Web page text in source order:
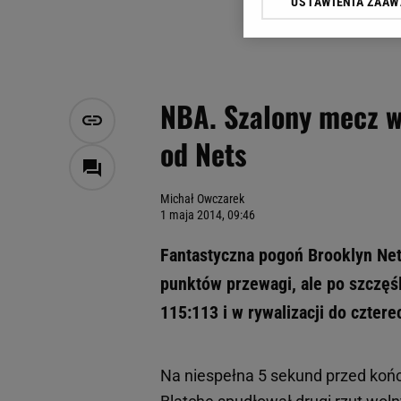
NBA. Szalony mecz
od Nets
Michał Owczarek
1 maja 2014, 09:46
Fantastyczna pogoń Brooklyn
punktów przewagi, ale po
115:113 i w rywalizacji do
Na niespełna 5 sekund przed
Klikając „Akceptuję”
Zaufanych Partnerów i
My, nasi Zaufani